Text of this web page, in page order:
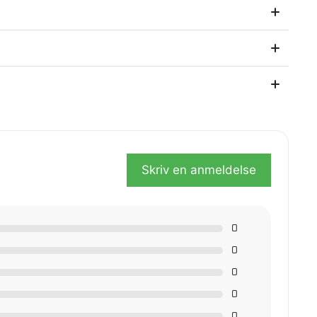
Sverdnese er beskyttet med
1,6 mm, brukes med 3002 sverdfeste på
bruk – også under svært krevende forhold.
Skriv en anmeldelse
0
0
0
0